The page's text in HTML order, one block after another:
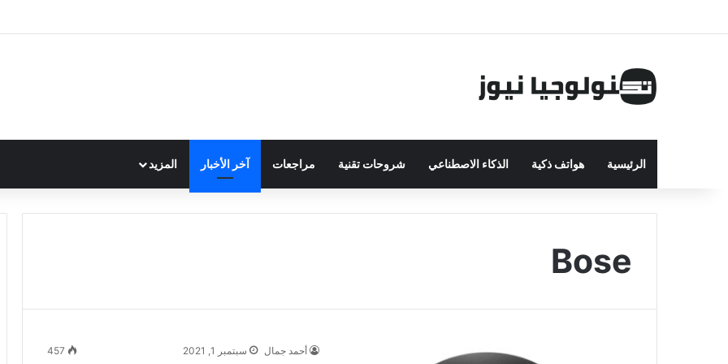
الرئيسية هواتف ذكية الذكاء الاصطناعي شروحات تقنية مراجعات آخر الأخبار المزيد
Bose
أحمد جمال سبتمبر 1, 2021 457